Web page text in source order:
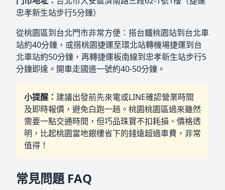
忠孝新生站步行5分鐘）
從桃園區到台北門市非常方便：搭台鐵桃園站到台北車
站約40分鐘，或搭桃園捷運至環北站轉機場捷運到台
北車站約50分鐘，再轉捷運板南線到忠孝新生站步行5
分鐘即達。開車走國道一號約40-50分鐘。
小提醒： 建議出發前先來電或LINE確認營業時間
及即時報價，避免白跑一趟。桃園桃園區過來雖然
需要一點交通時間，但巧品珠寶不扣耗損、價格透
明，比起桃園當地銀樓省下的錢遠超過車費，非常
值得！
常見問題 FAQ